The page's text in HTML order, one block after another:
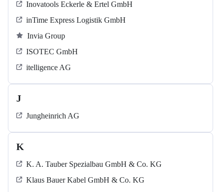
Inovatools Eckerle & Ertel GmbH
inTime Express Logistik GmbH
Invia Group
ISOTEC GmbH
itelligence AG
J
Jungheinrich AG
K
K. A. Tauber Spezialbau GmbH & Co. KG
Klaus Bauer Kabel GmbH & Co. KG